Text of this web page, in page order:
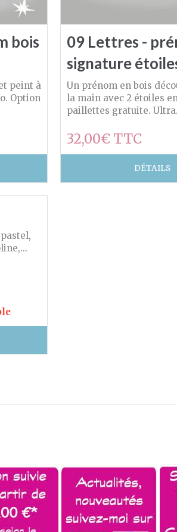
bois
peint à
Option
09 Lettres -
signature
Un prénom en bois
la main avec 2 étoiles
paillettes gratuite.
32,00€ TTC
DÉTAILS